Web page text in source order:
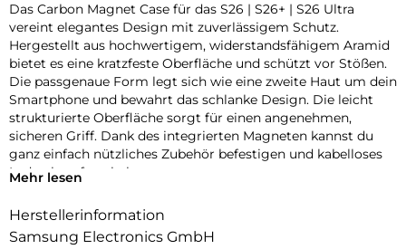
Das Carbon Magnet Case für das S26 | S26+ | S26 Ultra
vereint elegantes Design mit zuverlässigem Schutz.
Hergestellt aus hochwertigem, widerstandsfähigem Aramid
bietet es eine kratzfeste Oberfläche und schützt vor Stößen.
Die passgenaue Form legt sich wie eine zweite Haut um dein
Smartphone und bewahrt das schlanke Design. Die leicht
strukturierte Oberfläche sorgt für einen angenehmen,
sicheren Griff. Dank des integrierten Magneten kannst du
ganz einfach nützliches Zubehör befestigen und kabelloses
Laden komfortabel nutzen.
Mehr lesen
Herstellerinformation
Samsung Electronics GmbH